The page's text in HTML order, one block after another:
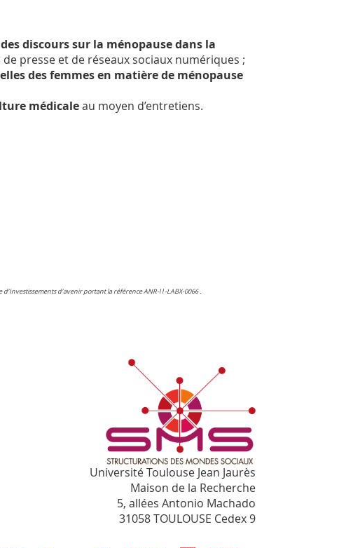
discours sur la ménopause dans la
presse et de réseaux sociaux numériques ;
des femmes en matière de ménopause
médicaleau moyen d’entretiens.
d’avenir portant la référence ANR-l l -LABX-0066 .
Université Toulouse Jean Jaurès
Maison de la Recherche
5, allées Antonio Machado
31058 TOULOUSE Cedex 9